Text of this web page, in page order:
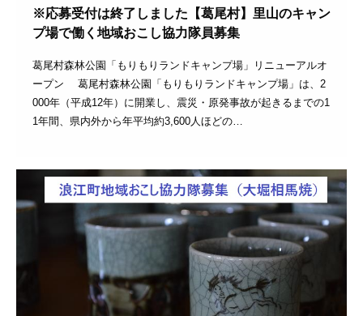
※応募受付は終了しました【葛尾村】里山のキャン
プ場で働く地域おこし協力隊員募集
葛尾村森林公園「もりもりランドキャンプ場」リニューアルオ
ープン 葛尾村森林公園「もりもりランドキャンプ場」は、2
000年（平成12年）に開業し、震災・原発事故が起きるまでの1
1年間、県内外から年平均約3,600人ほどの…